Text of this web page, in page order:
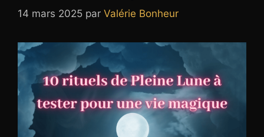
14 mars 2025 par Valérie Bonheur